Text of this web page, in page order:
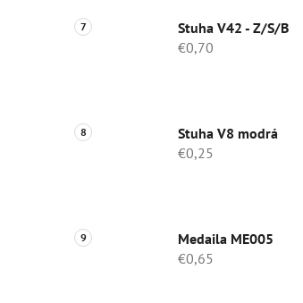
Stuha V42 - Z/S/B
€0,70
Stuha V8 modrá
€0,25
Medaila ME005
€0,65